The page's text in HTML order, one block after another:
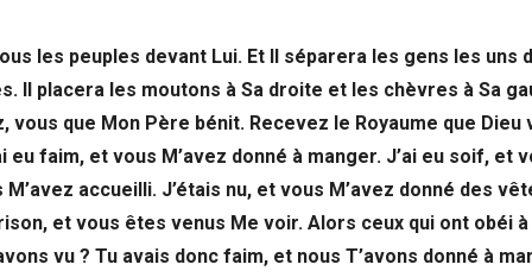
les peuples devant Lui. Et Il séparera les gens les uns
Il placera les moutons à Sa droite et les chèvres à Sa
que Mon Père bénit. Recevez le Royaume que Dieu
faim, et vous M’avez donné à manger. J’ai eu soif, et
accueilli. J’étais nu, et vous M’avez donné des
et vous êtes venus Me voir. Alors ceux qui ont obéi à
vu ? Tu avais donc faim, et nous T’avons donné à